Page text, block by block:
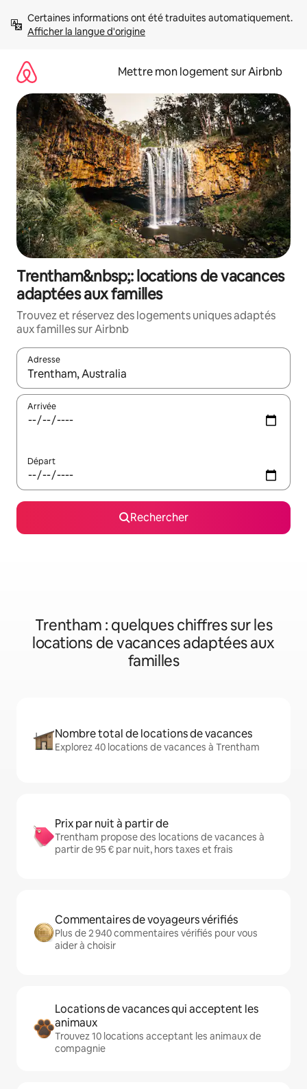
directement
Afficher la langue d'origine
Mettre mon logement sur Airbnb
Trentham&nbsp;: locations de vacances
adaptées aux familles
Trouvez et réservez des logements uniques adaptés
aux familles sur Airbnb
Adresse
Lorsque les résultats s'affichent, utilisez les flèches vers le
Arrivée
Départ
Rechercher
Trentham : quelques chiffres sur les
locations de vacances adaptées aux
familles
Nombre total de locations de vacances
Explorez 40 locations de vacances à Trentham
Prix par nuit à partir de
Trentham propose des locations de vacances à
partir de 95 € par nuit, hors taxes et frais
Commentaires de voyageurs vérifiés
Plus de 2 940 commentaires vérifiés pour vous
aider à choisir
Locations de vacances qui acceptent les
animaux
Trouvez 10 locations acceptant les animaux de
compagnie